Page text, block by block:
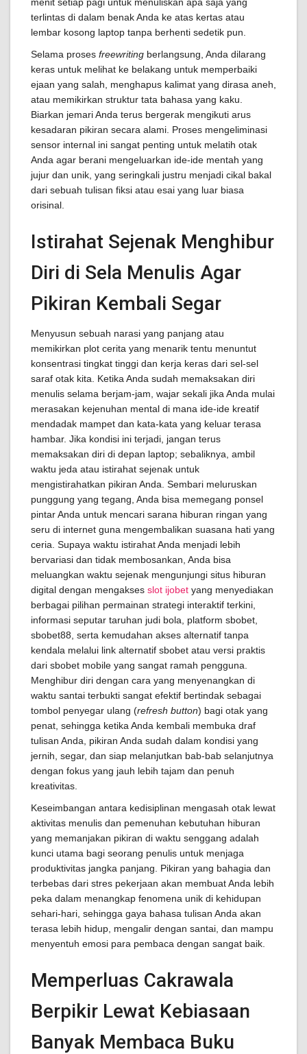
terlintas di dalam benak Anda ke atas kertas atau
lembar kosong laptop tanpa berhenti sedetik pun.
Selama proses freewriting berlangsung, Anda dilarang
keras untuk melihat ke belakang untuk memperbaiki
ejaan yang salah, menghapus kalimat yang dirasa aneh,
atau memikirkan struktur tata bahasa yang kaku.
Biarkan jemari Anda terus bergerak mengikuti arus
kesadaran pikiran secara alami. Proses mengeliminasi
sensor internal ini sangat penting untuk melatih otak
Anda agar berani mengeluarkan ide-ide mentah yang
jujur dan unik, yang seringkali justru menjadi cikal bakal
dari sebuah tulisan fiksi atau esai yang luar biasa
orisinal.
Istirahat Sejenak Menghibur
Diri di Sela Menulis Agar
Pikiran Kembali Segar
Menyusun sebuah narasi yang panjang atau
memikirkan plot cerita yang menarik tentu menuntut
konsentrasi tingkat tinggi dan kerja keras dari sel-sel
saraf otak kita. Ketika Anda sudah memaksakan diri
menulis selama berjam-jam, wajar sekali jika Anda mulai
merasakan kejenuhan mental di mana ide-ide kreatif
mendadak mampet dan kata-kata yang keluar terasa
hambar. Jika kondisi ini terjadi, jangan terus
memaksakan diri di depan laptop; sebaliknya, ambil
waktu jeda atau istirahat sejenak untuk
mengistirahatkan pikiran Anda. Sembari meluruskan
punggung yang tegang, Anda bisa memegang ponsel
pintar Anda untuk mencari sarana hiburan ringan yang
seru di internet guna mengembalikan suasana hati yang
ceria. Supaya waktu istirahat Anda menjadi lebih
bervariasi dan tidak membosankan, Anda bisa
meluangkan waktu sejenak mengunjungi situs hiburan
digital dengan mengakses slot ijobet yang menyediakan
berbagai pilihan permainan strategi interaktif terkini,
informasi seputar taruhan judi bola, platform sbobet,
sbobet88, serta kemudahan akses alternatif tanpa
kendala melalui link alternatif sbobet atau versi praktis
dari sbobet mobile yang sangat ramah pengguna.
Menghibur diri dengan cara yang menyenangkan di
waktu santai terbukti sangat efektif bertindak sebagai
tombol penyegar ulang (refresh button) bagi otak yang
penat, sehingga ketika Anda kembali membuka draf
tulisan Anda, pikiran Anda sudah dalam kondisi yang
jernih, segar, dan siap melanjutkan bab-bab selanjutnya
dengan fokus yang jauh lebih tajam dan penuh
kreativitas.
Keseimbangan antara kedisiplinan mengasah otak lewat
aktivitas menulis dan pemenuhan kebutuhan hiburan
yang memanjakan pikiran di waktu senggang adalah
kunci utama bagi seorang penulis untuk menjaga
produktivitas jangka panjang. Pikiran yang bahagia dan
terbebas dari stres pekerjaan akan membuat Anda lebih
peka dalam menangkap fenomena unik di kehidupan
sehari-hari, sehingga gaya bahasa tulisan Anda akan
terasa lebih hidup, mengalir dengan santai, dan mampu
menyentuh emosi para pembaca dengan sangat baik.
Memperluas Cakrawala
Berpikir Lewat Kebiasaan
Banyak Membaca Buku